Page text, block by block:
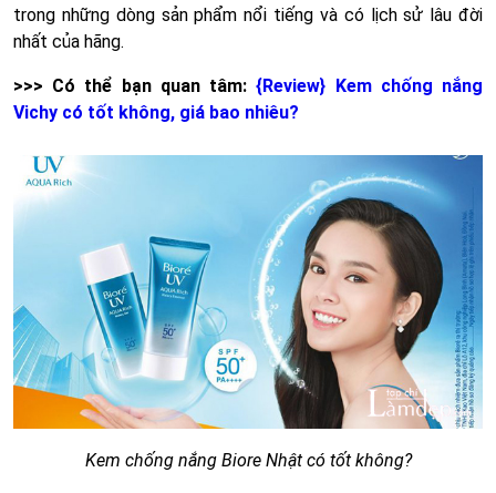
trong những dòng sản phẩm nổi tiếng và có lịch sử lâu đời
nhất của hãng.
>>> Có thể bạn quan tâm:{Review} Kem chống nắng
Vichy có tốt không, giá bao nhiêu?
Kem chống nắng Biore Nhật có tốt không?